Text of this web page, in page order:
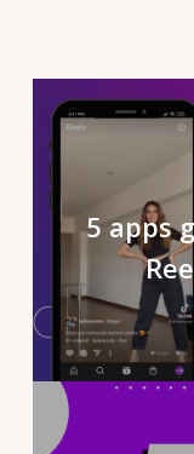
5 apps